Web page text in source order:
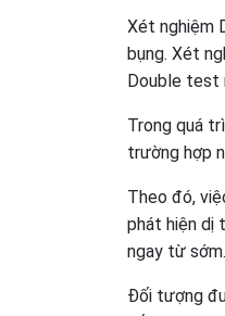
Xét nghiệm
bụng. Xét
Double test
Trong quá
trường hợp
Theo đó,
phát hiện dị
ngay từ sớm.
Đối tượng